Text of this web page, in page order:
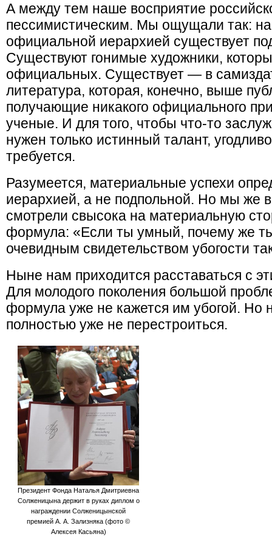
А между тем наше восприятие
пессимистическим. Мы ощущали так:
официальной иерархией существует
Существуют гонимые художники,
официальных. Существует — в
литература, которая, конечно, выше
получающие никакого официального
ученые. И для того, чтобы что-то
нужен только истинный талант,
требуется.
Разумеется, материальные успехи
иерархией, а не подпольной. Но мы же
смотрели свысока на материальную
формула: «Если ты умный, почему же
очевидным свидетельством убогости
Ныне нам приходится расставаться с
Для молодого поколения большой
формула уже не кажется им убогой. Но
полностью уже не перестроиться.
Президент Фонда Наталья Дмитриевна
Солженицына держит в руках диплом о
награждении Солженицынской
премией А. А. Зализняка (фото ©
Алексея Касьяна)